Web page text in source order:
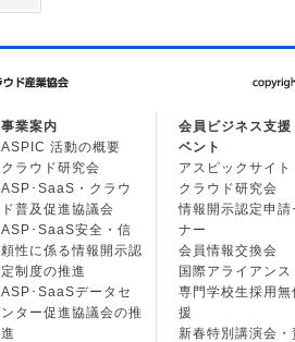
事業案内
ASPIC 活動の概要
クラウド研究会
ASP･SaaS・クラウ
ド普及促進協議会
ASP･SaaS安全・信
頼性に係る情報開示認
定制度の推進
ASP･SaaSデータセ
ンター促進協議会の推
進
会員ビジネス支援
ベント
アスピックサイト
クラウド研究会
情報開示認定申請
ナー
会員情報交換会
国際アライアンス
専門学校生採用無
援
新春特別講演会・